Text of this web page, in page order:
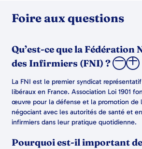
Foire aux questions
Qu’est-ce que la Fédération
des Infirmiers (FNI) ?
La FNI est le premier syndicat
libéraux en France. Association Loi 1901
œuvre pour la défense et la promotion de
négociant avec les autorités de santé et
infirmiers dans leur pratique quotidienne.
Pourquoi est-il important